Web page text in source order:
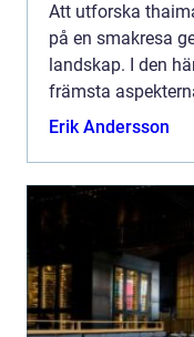
Att utforska
på en smakresa
landskap. I den
främsta
autenticitet, ...
Erik Andersson